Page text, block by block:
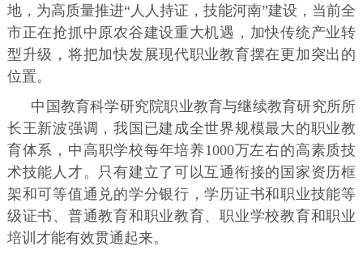
地，为高质量推进“人人持证，技能河南”建设，当前全
市正在抢抓中原农谷建设重大机遇，加快传统产业转
型升级，将把加快发展现代职业教育摆在更加突出的
位置。
中国教育科学研究院职业教育与继续教育研究所所
长王新波强调，我国已建成全世界规模最大的职业教
育体系，中高职学校每年培养1000万左右的高素质技
术技能人才。只有建立了可以互通衔接的国家资历框
架和可等值通兑的学分银行，学历证书和职业技能等
级证书、普通教育和职业教育、职业学校教育和职业
培训才能有效贯通起来。